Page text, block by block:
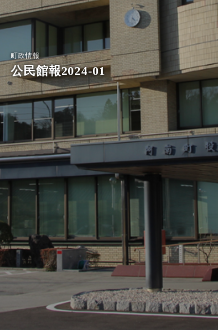
町政情報
公民館報2024-01